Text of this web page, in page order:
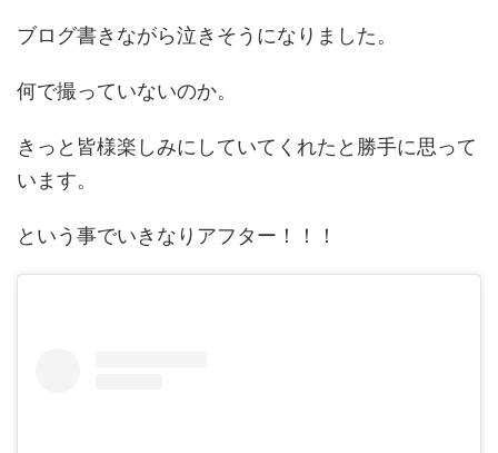
ブログ書きながら泣きそうになりました。
何で撮っていないのか。
きっと皆様楽しみにしていてくれたと勝手に思って
います。
という事でいきなりアフター！！！